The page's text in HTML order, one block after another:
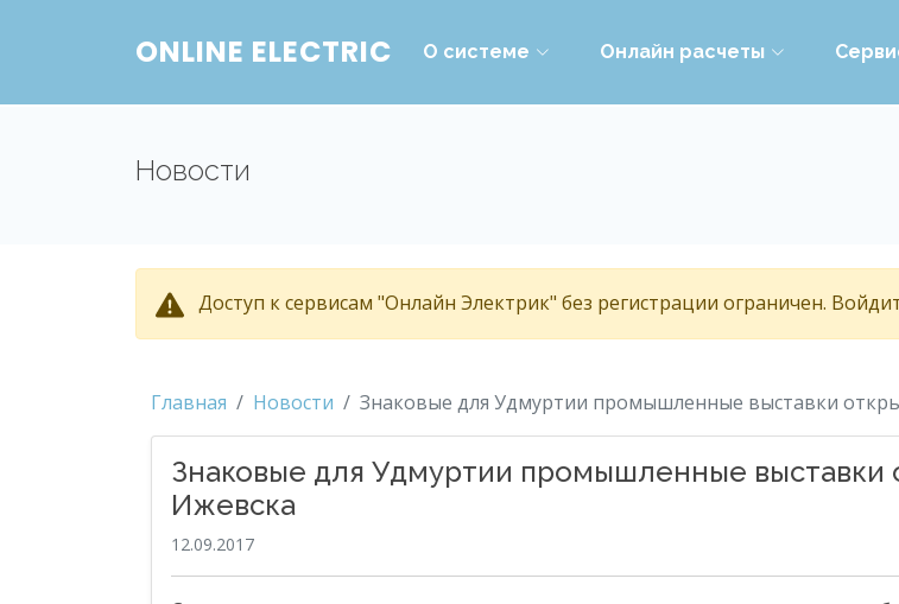
ONLINE ELECTRIC О системе Онлайн расчеты
Новости
Доступ к сервисам "Онлайн Электрик" без регистрации ограничен.
Главная Новости Знаковые для Удмуртии промышленные выставки
Знаковые для Удмуртии промышленные
Ижевска
12.09.2017